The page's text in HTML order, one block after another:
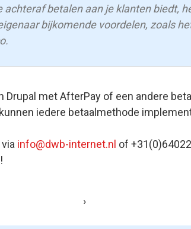
achteraf betalen aan je klanten biedt,
bijkomende voordelen, zoals
Drupal met AfterPay of een andere
iedere betaalmethode
info@dwb-internet.nl of
›